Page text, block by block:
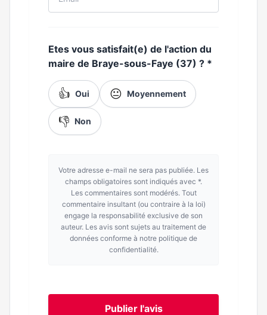
Etes vous satisfait(e) de l'action du
maire de Braye-sous-Faye (37) ? *
👍 Oui 😐 Moyennement
👎 Non
Votre adresse e-mail ne sera pas publiée. Les
champs obligatoires sont indiqués avec *.
Les commentaires sont modérés. Tout
commentaire insultant (ou contraire à la loi)
engage la responsabilité exclusive de son
auteur. Les avis sont sujets au traitement de
données conforme à notre politique de
confidentialité.
Publier l'avis